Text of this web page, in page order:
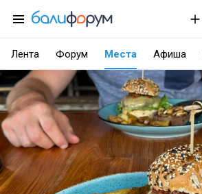
Лента Форум Места Афиша